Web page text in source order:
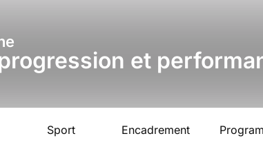
et
Sport Encadrement